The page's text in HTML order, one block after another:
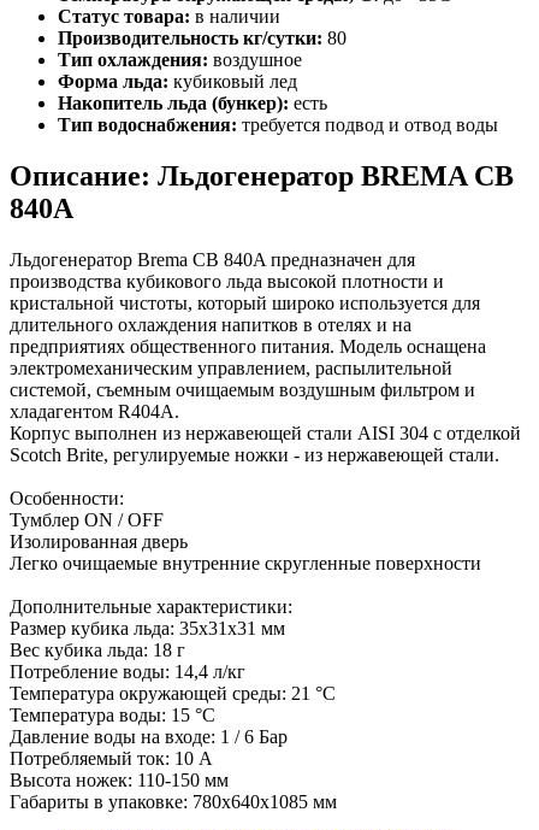
Статус товара: в наличии
Производительность кг/сутки: 80
Тип охлаждения: воздушное
Форма льда: кубиковый лед
Накопитель льда (бункер): есть
Тип водоснабжения: требуется подвод и отвод воды
Описание: Льдогенератор BREMA CВ
840A
Льдогенератор Brema CB 840A предназначен для
производства кубикового льда высокой плотности и
кристальной чистоты, который широко используется для
длительного охлаждения напитков в отелях и на
предприятиях общественного питания. Модель оснащена
электромеханическим управлением, распылительной
системой, съемным очищаемым воздушным фильтром и
хладагентом R404A.
Корпус выполнен из нержавеющей стали AISI 304 с отделкой
Scotch Brite, регулируемые ножки - из нержавеющей стали.
Особенности:
Тумблер ON / OFF
Изолированная дверь
Легко очищаемые внутренние скругленные поверхности
Дополнительные характеристики:
Размер кубика льда: 35х31х31 мм
Вес кубика льда: 18 г
Потребление воды: 14,4 л/кг
Температура окружающей среды: 21 °C
Температура воды: 15 °C
Давление воды на входе: 1 / 6 Бар
Потребляемый ток: 10 А
Высота ножек: 110-150 мм
Габариты в упаковке: 780х640х1085 мм